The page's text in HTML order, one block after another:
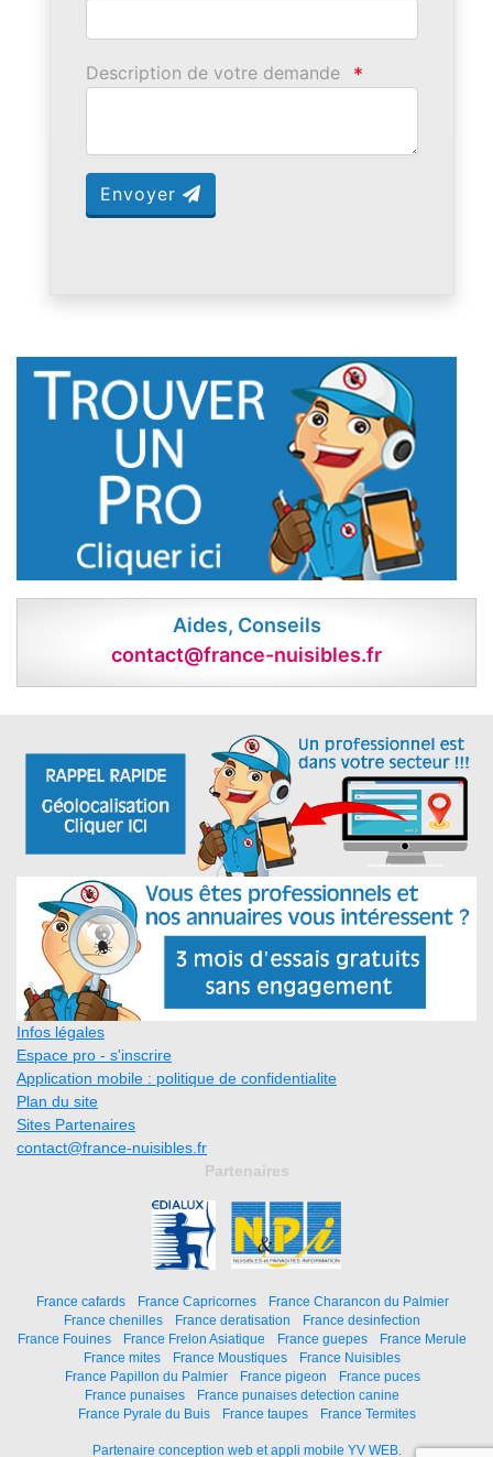
Description de votre demande *
Envoyer
Aides, Conseils
contact@france-nuisibles.fr
Infos légales
Espace pro - s'inscrire
Application mobile : politique de confidentialite
Plan du site
Sites Partenaires
contact@france-nuisibles.fr
Partenaires
France cafards France Capricornes
France Charancon du Palmier
France chenilles
France deratisation
France desinfection
France Fouines
France Frelon Asiatique France guepes
France Merule
France mites
France Moustiques
France Nuisibles
France Papillon du Palmier
France pigeon
France puces
France punaises
France punaises detection canine
France Pyrale du Buis
France taupes France Termites
Partenaire conception web et appli mobile YV WEB.